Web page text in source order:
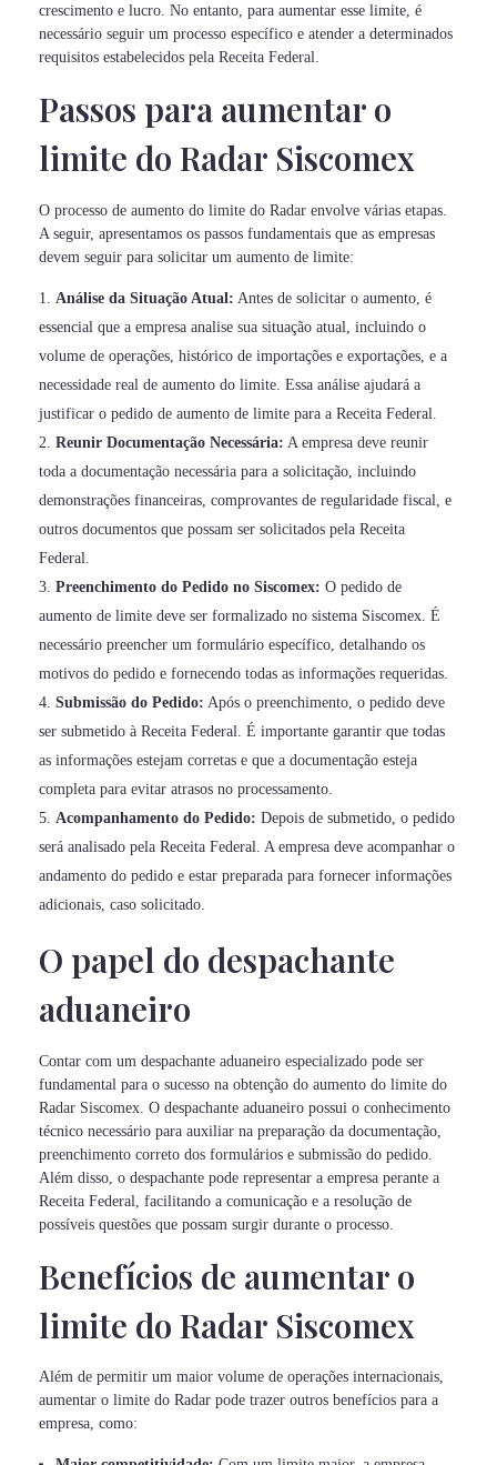
crescimento e lucro. No entanto, para aumentar esse limite, é
necessário seguir um processo específico e atender a determinados
requisitos estabelecidos pela Receita Federal.
Passos para aumentar o
limite do Radar Siscomex
O processo de aumento do limite do Radar envolve várias etapas.
A seguir, apresentamos os passos fundamentais que as empresas
devem seguir para solicitar um aumento de limite:
Análise da Situação Atual: Antes de solicitar o aumento, é
essencial que a empresa analise sua situação atual, incluindo o
volume de operações, histórico de importações e exportações, e a
necessidade real de aumento do limite. Essa análise ajudará a
justificar o pedido de aumento de limite para a Receita Federal.
Reunir Documentação Necessária: A empresa deve reunir
toda a documentação necessária para a solicitação, incluindo
demonstrações financeiras, comprovantes de regularidade fiscal, e
outros documentos que possam ser solicitados pela Receita
Federal.
Preenchimento do Pedido no Siscomex: O pedido de
aumento de limite deve ser formalizado no sistema Siscomex. É
necessário preencher um formulário específico, detalhando os
motivos do pedido e fornecendo todas as informações requeridas.
Submissão do Pedido: Após o preenchimento, o pedido deve
ser submetido à Receita Federal. É importante garantir que todas
as informações estejam corretas e que a documentação esteja
completa para evitar atrasos no processamento.
Acompanhamento do Pedido: Depois de submetido, o pedido
será analisado pela Receita Federal. A empresa deve acompanhar o
andamento do pedido e estar preparada para fornecer informações
adicionais, caso solicitado.
O papel do despachante
aduaneiro
Contar com um despachante aduaneiro especializado pode ser
fundamental para o sucesso na obtenção do aumento do limite do
Radar Siscomex. O despachante aduaneiro possui o conhecimento
técnico necessário para auxiliar na preparação da documentação,
preenchimento correto dos formulários e submissão do pedido.
Além disso, o despachante pode representar a empresa perante a
Receita Federal, facilitando a comunicação e a resolução de
possíveis questões que possam surgir durante o processo.
Benefícios de aumentar o
limite do Radar Siscomex
Além de permitir um maior volume de operações internacionais,
aumentar o limite do Radar pode trazer outros benefícios para a
empresa, como: